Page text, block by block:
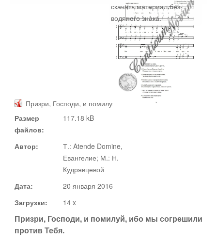
Видео
Ноты
Пасха
Поддержать
скачать материал без
водяного знака.
Призри, Господи, и помилуй
Размер
файлов:
117.18 kB
Автор:
Т.: Atende Domine,
Евангелие; М.: Н.
Кудрявцевой
Дата:
20 января 2016
Загрузки:
14 x
Призри, Господи, и помилуй, ибо мы согрешили
против Тебя.